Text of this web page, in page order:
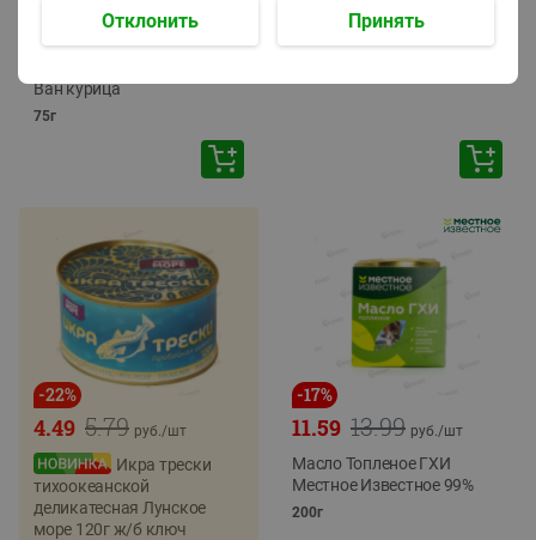
руб./шт
Корм влаж. для кош. с
Ван курица
75г
ТОФУ Vegetus ТВЕРДЫЙ
-22%
5.79
4.49 руб./шт
Икра трески
тихоокеанской
деликатесная Лунское
море 120г ж/б ключ
-17%
13.99
11.59 руб./шт
Масло Топленое ГХИ
Местное Известное 99%
200г
Отклонить Принять